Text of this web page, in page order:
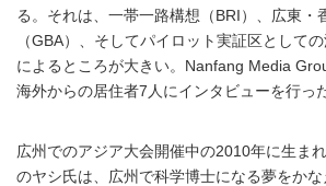
る。それは、一帯一路構想（BRI）、広東・
（GBA）、そしてパイロット実証区として
によるところが大きい。Nanfang Media
海外からの居住者7人にインタビューを行っ
広州でのアジア大会開催中の2010年に生ま
のヤシ氏は、広州で科学博士になる夢をかな